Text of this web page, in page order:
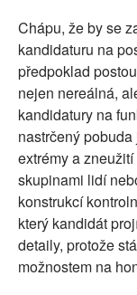
Chápu, že by se
kandidaturu na
předpoklad
nejen nereálná,
kandidatury na
nastrčený
extrémy a
skupinami lidí
konstrukcí
který kandidát
detaily, protože
možnostem na